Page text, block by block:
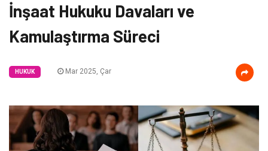
İnşaat Hukuku Davaları ve
Kamulaştırma Süreci
HUKUK Mar 2025, Çar